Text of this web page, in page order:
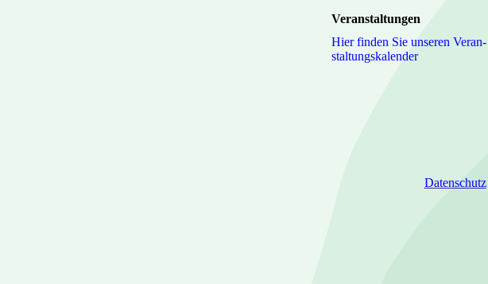
Veranstaltungen
Hier finden Sie unseren Ver­an­
stal­tungs­ka­len­der
Datenschutz